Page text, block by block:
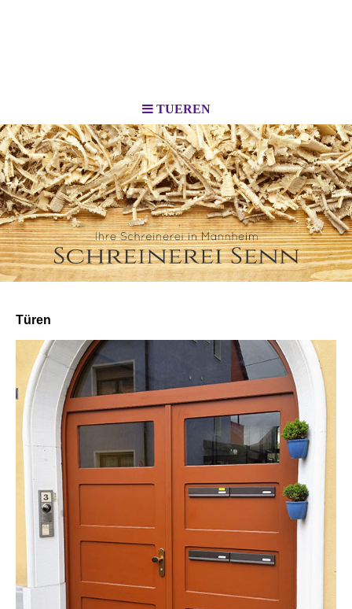
TUEREN
Türen